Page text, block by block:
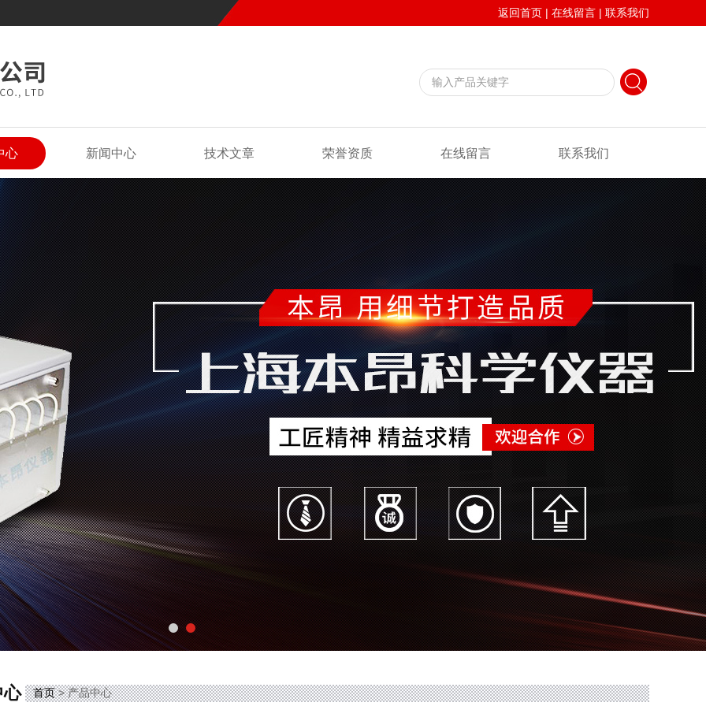
返回首页 | 在线留言 | 联系我们
心 新闻中心 技术文章 荣誉资质 在线留言 联系我们
心 首页> 产品中心